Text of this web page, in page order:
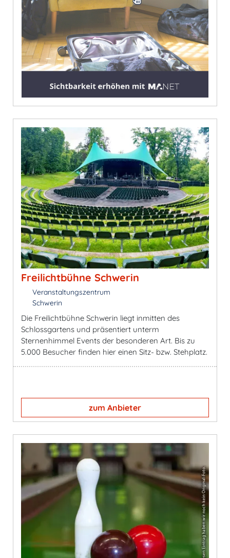
Freilichtbühne Schwerin
Veranstaltungszentrum
Schwerin
Die Freilichtbühne Schwerin liegt inmitten des
Schlossgartens und präsentiert unterm
Sternenhimmel Events der besonderen Art. Bis zu
5.000 Besucher finden hier einen Sitz- bzw. Stehplatz.
zum Anbieter